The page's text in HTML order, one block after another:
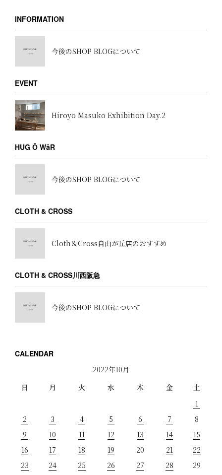
INFORMATION
今後のSHOP BLOGについて
EVENT
Hiroyo Masuko Exhibition Day.2
HUG Ō WäR
今後のSHOP BLOGについて
CLOTH & CROSS
Cloth＆Cross自由が丘店のおすすめ
CLOTH & CROSS川西阪急
今後のSHOP BLOGについて
CALENDAR
2022年10月
日
月 火 水 木 金
土
1
2
3 4 5 6 7
8
9
10 11 12 13 14
15
16
17 18 19 20 21
22
23
24 25 26 27 28
29